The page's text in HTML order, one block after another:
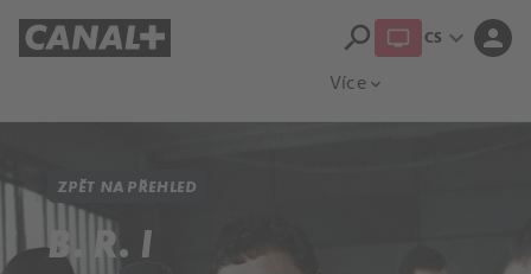
Více expand_more
search CS expand_more person
ZPĚT NA PŘEHLED
B. R. I